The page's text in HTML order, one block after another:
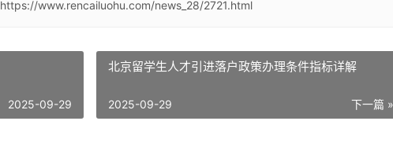
https://www.rencailuohu.com/news_28/2721.html
2025-09-29
北京留学生人才引进落户政策办理条件指标详解
下一篇 »
2025-09-29